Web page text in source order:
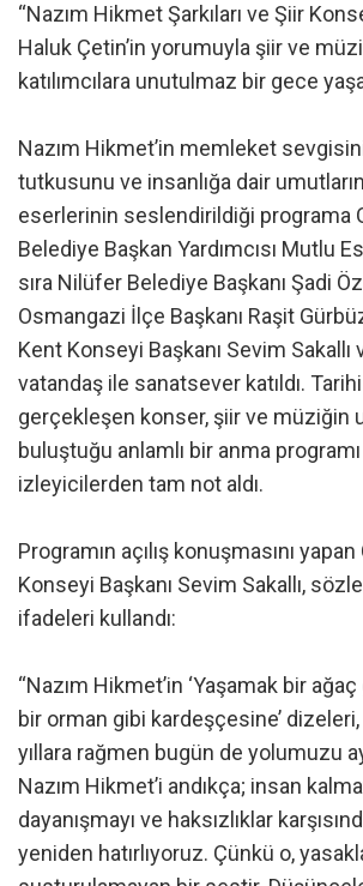
“Nazım Hikmet Şarkıları ve Şiir
Haluk Çetin’in yorumuyla şiir ve
katılımcılara unutulmaz bir gece
Nazım Hikmet’in memleket
tutkusunu ve insanlığa dair
eserlerinin seslendirildiği programa
Belediye Başkan Yardımcısı Mutlu
sıra Nilüfer Belediye Başkanı Şadi
Osmangazi İlçe Başkanı Raşit
Kent Konseyi Başkanı Sevim Sakallı
vatandaş ile sanatsever katıldı.
gerçekleşen konser, şiir ve müziğin
buluştuğu anlamlı bir anma
izleyicilerden tam not aldı.
Programın açılış konuşmasını
Konseyi Başkanı Sevim Sakallı,
ifadeleri kullandı:
“Nazım Hikmet’in ‘Yaşamak bir
bir orman gibi kardeşçesine’
yıllara rağmen bugün de yolumuzu
Nazım Hikmet’i andıkça; insan
dayanışmayı ve haksızlıklar
yeniden hatırlıyoruz. Çünkü o,